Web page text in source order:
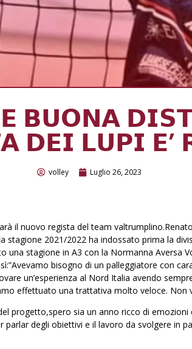
𝗕𝗨𝗢𝗡𝗔
𝗗𝗘𝗜 𝗟𝗨𝗣𝗜
volley Luglio 26, 2023
il nuovo regista del team
stagione 2021/2022 ha indossato prima la
una stagione in A3 con la Normanna Aversa
bisogno di un palleggiatore con
un’esperienza al Nord Italia avendo
effettuato una trattativa molto veloce. Non
progetto,spero sia un anno ricco di
degli obiettivi e il lavoro da svolgere in